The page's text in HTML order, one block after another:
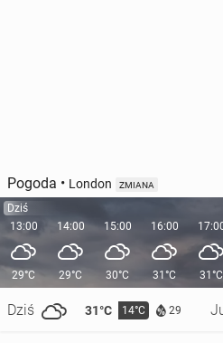
Pogoda • London ZMIANA
Dziś
13:00
29°C
Dziś 31°C 14°C 29
14:00
29°C
15:00
30°C
16:00
31°C 31°C